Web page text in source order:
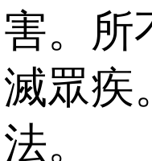
害。所
滅眾疾
法。